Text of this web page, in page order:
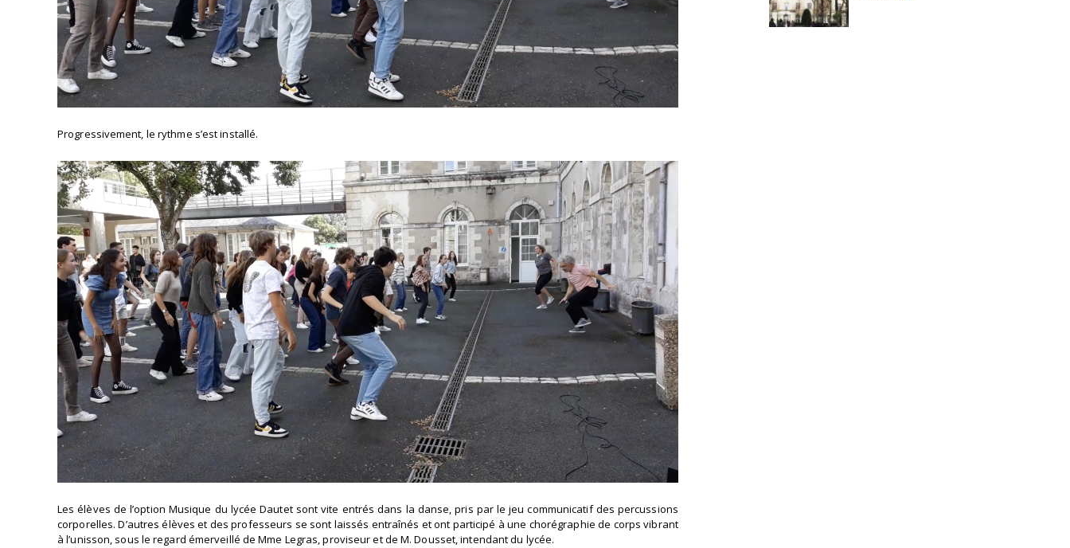
Progressivement, le rythme s’est installé.
Les élèves de l’option Musique du lycée Dautet sont vite entrés dans la danse, pris par le jeu communicatif des percussions
corporelles. D’autres élèves et des professeurs se sont laissés entraînés et ont participé à une chorégraphie de corps vibrant
à l’unisson, sous le regard émerveillé de Mme Legras, proviseur et de M. Dousset, intendant du lycée.